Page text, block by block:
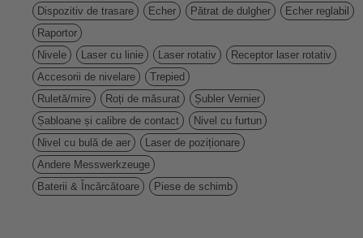
Dispozitiv de trasare Echer Pătrat de dulgher
Echer reglabil
Raportor
Nivele
Laser cu linie Laser rotativ
Receptor laser rotativ
Accesorii de nivelare
Trepied
Ruletă/mire
Roți de măsurat
Șubler Vernier
Șabloane și calibre de contact
Nivel cu furtun
Nivel cu bulă de aer
Laser de poziționare
Andere Messwerkzeuge
Baterii & Încărcătoare
Piese de schimb